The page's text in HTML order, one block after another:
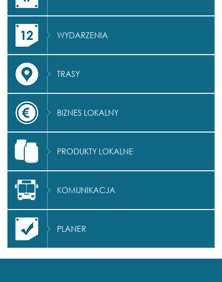
WYDARZENIA
TRASY
BIZNES LOKALNY
PRODUKTY LOKALNE
KOMUNIKACJA
PLANER